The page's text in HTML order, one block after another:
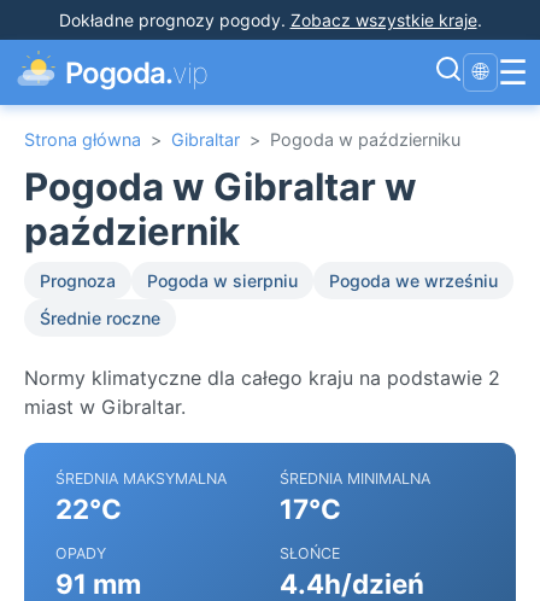
Dokładne prognozy pogody. Zobacz wszystkie kraje.
Pogoda.vip 🌐 ☰
Strona główna > Gibraltar > Pogoda w październiku
Pogoda w Gibraltar w
październik
Prognoza Pogoda w sierpniu
Pogoda we wrześniu
Średnie roczne
Normy klimatyczne dla całego kraju na podstawie 2
miast w Gibraltar.
ŚREDNIA MAKSYMALNA
22°C
ŚREDNIA MINIMALNA
17°C
OPADY
91 mm
SŁOŃCE
4.4h/dzień